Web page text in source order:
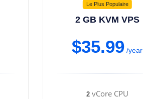
Le Plus Populaire
2 GB KVM VPS
$35.99 /year
2vCore CPU